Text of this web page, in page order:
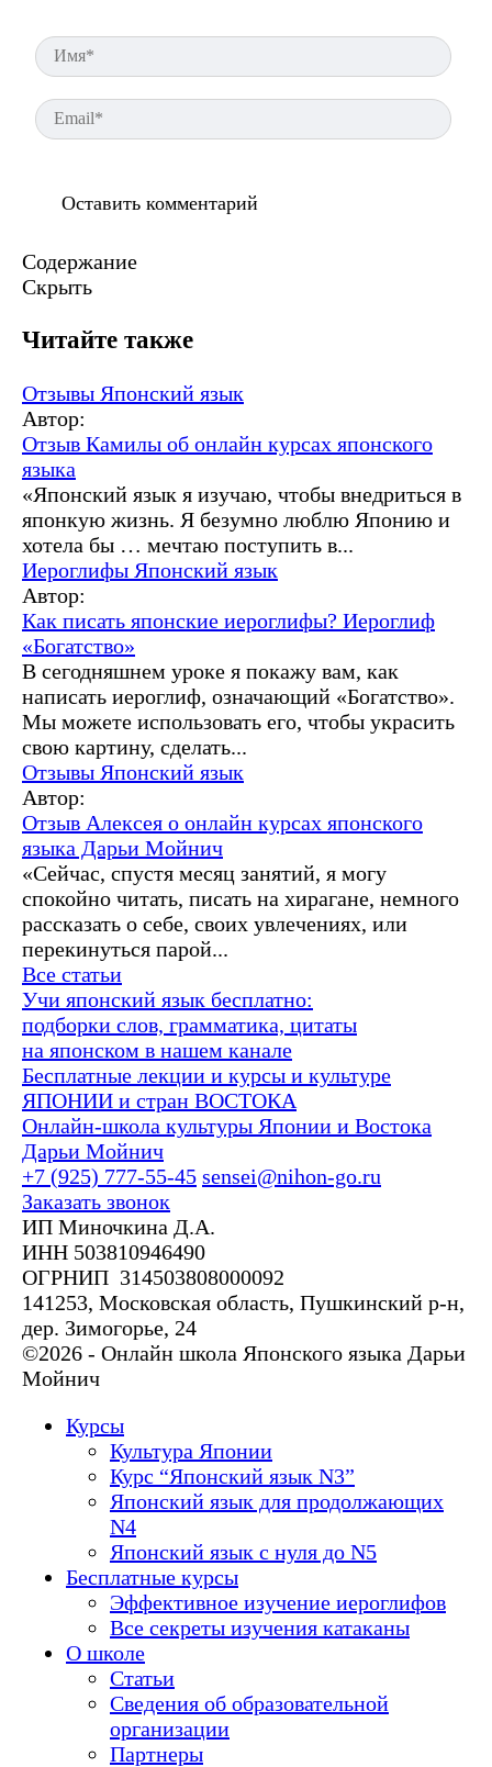
Содержание
Скрыть
Читайте также
Отзывы Японский язык
Автор:
Отзыв Камилы об онлайн курсах японского
языка
«Японский язык я изучаю, чтобы внедриться в
японкую жизнь. Я безумно люблю Японию и
хотела бы … мечтаю поступить в...
Иероглифы Японский язык
Автор:
Как писать японские иероглифы? Иероглиф
«Богатство»
В сегодняшнем уроке я покажу вам, как
написать иероглиф, означающий «Богатство».
Мы можете использовать его, чтобы украсить
свою картину, сделать...
Отзывы Японский язык
Автор:
Отзыв Алексея о онлайн курсах японского
языка Дарьи Мойнич
«Сейчас, спустя месяц занятий, я могу
спокойно читать, писать на хирагане, немного
рассказать о себе, своих увлечениях, или
перекинуться парой...
Все статьи
Учи японский язык бесплатно:
подборки слов, грамматика, цитаты
на японском в нашем канале
Бесплатные лекции и курсы и культуре
ЯПОНИИ и стран ВОСТОКА
Онлайн-школа культуры Японии и Востока
Дарьи Мойнич
+7 (925) 777-55-45 sensei@nihon-go.ru
Заказать звонок
ИП Миночкина Д.А.
ИНН 503810946490
ОГРНИП 314503808000092
141253, Московская область, Пушкинский р-н,
дер. Зимогорье, 24
©2026 - Онлайн школа Японского языка Дарьи
Мойнич
Курсы
Культура Японии
Курс “Японский язык N3”
Японский язык для продолжающих
N4
Японский язык с нуля до N5
Бесплатные курсы
Эффективное изучение иероглифов
Все секреты изучения катаканы
О школе
Статьи
Сведения об образовательной
организации
Партнеры